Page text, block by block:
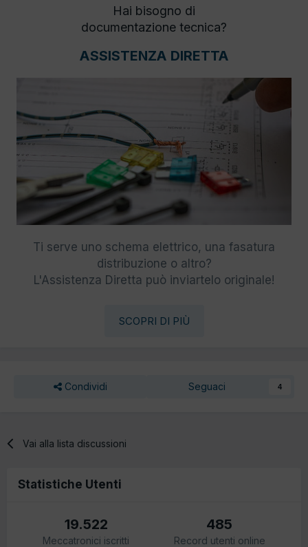
Hai bisogno di
documentazione tecnica?
ASSISTENZA DIRETTA
Ti serve uno schema elettrico, una fasatura
distribuzione o altro?
L'Assistenza Diretta può inviartelo originale!
SCOPRI DI PIÙ
Condividi Seguaci 4
Vai alla lista discussioni
Statistiche Utenti
19.522
Meccatronici iscritti
485
Record utenti online